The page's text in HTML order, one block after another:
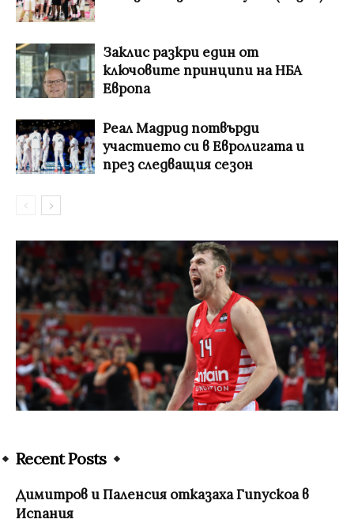
Заклис разкри един от
ключовите принципи на НБА
Европа
Реал Мадрид потвърди
участието си в Евролигата и
през следващия сезон
Recent Posts
Димитров и Паленсия отказаха Гипускоа в
Испания